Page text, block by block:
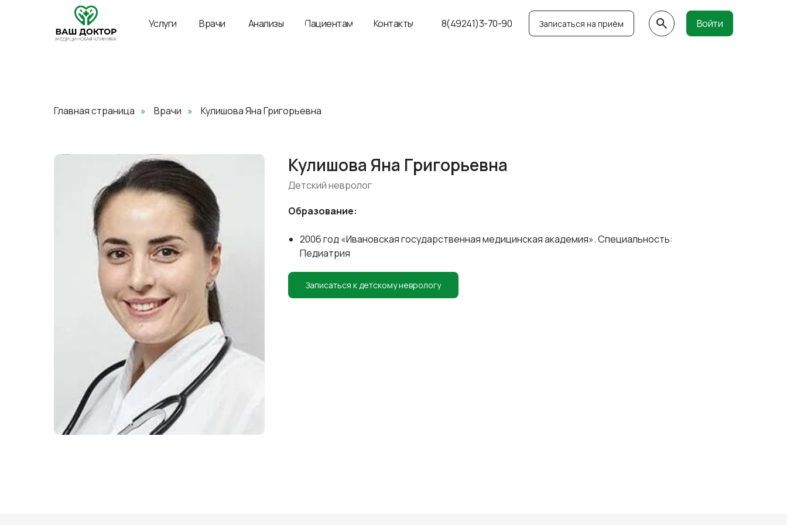
8(49241)3-70-90 Записаться на приём
Контакты Войти
Пациентам
Анализы
Врачи
Услуги
Главная страница » Врачи » Кулишова Яна Григорьевна
Кулишова Яна Григорьевна
Детский невролог
Образование:
2006 год «Ивановская государственная медицинская академия». Специальность:
Педиатрия
Записаться к детскому неврологу